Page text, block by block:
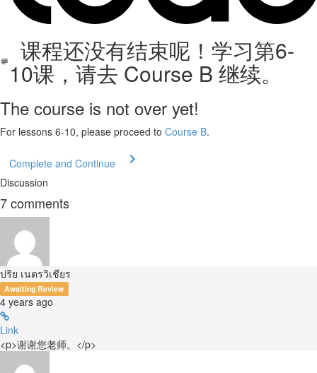
课程还没有结束呢！学习第6-
10课，请去 Course B 继续。
The course is not over yet!
For lessons 6-10, please proceed to Course B.
Complete and Continue
Discussion
7comments
ปริย เนตรวิเชียร
Awaiting Review
4 years ago
Link
<p>谢谢您老师。</p>